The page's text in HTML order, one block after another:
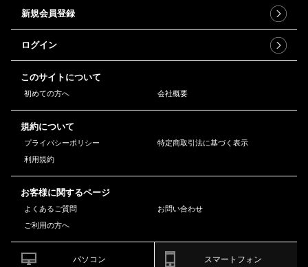
新規会員登録
ログイン
このサイトについて
初めての方へ 会社概要
規約について
プライバシーポリシー
特定商取引法に基づく表示
利用規約
お客様に関するページ
よくあるご質問
お問い合わせ
ご利用の方へ
パソコン スマートフォン